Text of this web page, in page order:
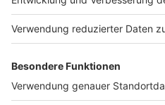
Presse
Werben
Archiv
ANTENNE BAYERN GROUP